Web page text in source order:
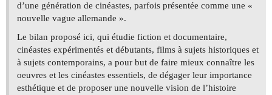
d’une génération de cinéastes, parfois présentée comme une «
nouvelle vague allemande ».
Le bilan proposé ici, qui étudie fiction et documentaire,
cinéastes expérimentés et débutants, films à sujets historiques et
à sujets contemporains, a pour but de faire mieux connaître les
oeuvres et les cinéastes essentiels, de dégager leur importance
esthétique et de proposer une nouvelle vision de l’histoire